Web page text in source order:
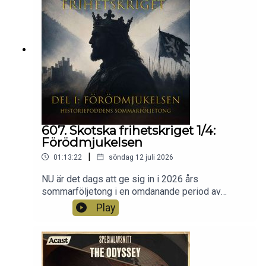
607. Skotska frihetskriget 1/4:
Förödmjukelsen
01:13:22 | söndag 12 juli 2026
NU är det dags att ge sig in i 2026 års
sommarföljetong i en omdanande period av
medeltiden på den brittiska ön. Skottland drabbas
av tronföljdskris och försöker lösa det med hjälp
av den engelske kungen Edvard I, det visade sig
vara en missräkning. Vi kommer i fyra avsnitt följa
den infernaliska kampen för självständighet med
Play